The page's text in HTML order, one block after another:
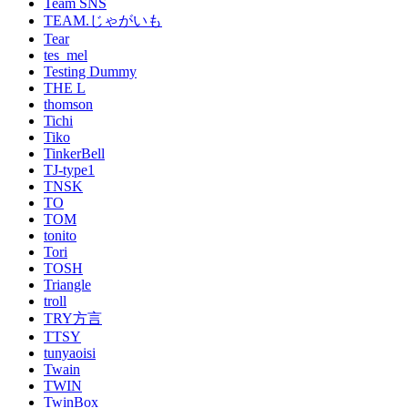
Team SNS
TEAM.じゃがいも
Tear
tes_mel
Testing Dummy
THE L
thomson
Tichi
Tiko
TinkerBell
TJ-type1
TNSK
TO
TOM
tonito
Tori
TOSH
Triangle
troll
TRY方言
TTSY
tunyaoisi
Twain
TWIN
TwinBox